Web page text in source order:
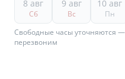
8 авг
Сб
9 авг
Вс
10 авг
Пн
Свободные часы уточняются —
перезвоним